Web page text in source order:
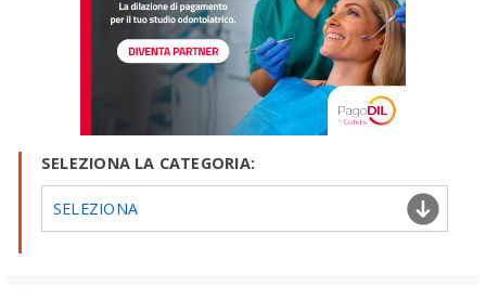
SELEZIONA LA CATEGORIA:
SELEZIONA